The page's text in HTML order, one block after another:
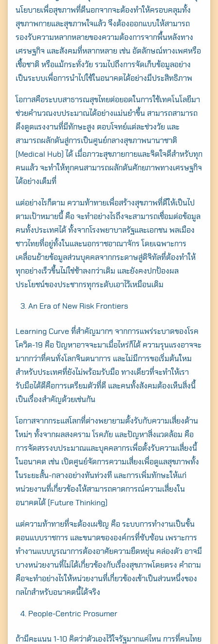
นโยบายเพื่อสุขภาพที่ดีนอกจากจะต้องทำให้ครอบคลุมทั้ง
สุขภาพกายและสุขภาพใจแล้ว จึงต้องออกแบบให้สามารถ
รองรับความหลากหลายของความต้องการจากพื้นหลังทาง
เศรษฐกิจ และสังคมที่หลากหลาย เช่น อัตลักษณ์ทางเพศหรือ
เชื้อชาติ หรือแม้กระทั่งวัย รวมไปถึงการจัดเก็บข้อมูลอย่าง
เป็นระบบเพื่อการนำไปใช้ในอนาคตได้อย่างมีประสิทธิภาพ
โอกาสคือระบบสาธารณสุขไทยต่อยอดในการใช้เทคโนโลยีมา
ช่วยคำนวณงบประมาณได้อย่างแม่นยำขึ้น สามารถสามารถ
ดึงดูดแรงงานที่มีทักษะสูง ตอบโจทย์แต่ละช่วงวัย และ
สามารถผลักดันสู่การเป็นศูนย์กลางสุขภาพนานาชาติ
(Medical Hub) ได้ เมื่อภาวะสุขภายกายและจิตใจดีสำหรับทุก
คนแล้ว จะทำให้ทุกคนสามารถผลักดันศักยภาพทางเศรษฐกิจ
ได้อย่างเต็มที่
แต่อย่างไรก็ตาม ความท้าทายเพื่อสร้างสุขภาพที่ดีให้เป็นไป
ตามเป้าหมายนี้ คือ จะทำอย่างไรถึงจะสามารถเชื่อมต่อข้อมูล
คนทั้งประเทศได้ ทั้งจากโรงพยาบาลรัฐและเอกชน พลเมือง
ชาวไทยที่อยู่ทั้งในและนอกราชอาณาจักร โดยเฉพาะการ
เคลื่อนย้ายข้อมูลส่วนบุคคลจากกระดาษสู่ดิจิทัลที่ต้องทำให้
ทุกอย่างเร็วขึ้นไม่ใช่ช้าลงกว่าเดิม และยังคงปกป้องผล
ประโยชน์ของประชากรทุกระดับเอาไว้เหมือนเดิม
An Era of New Risk Frontiers
Learning Curve ที่สำคัญมากๆ จากการแพร่ระบาดของโรค
โควิด-19 คือ ปัญหาอาจจะมาเมื่อไหร่ก็ได้ ความรุนแรงอาจจะ
มากกว่าที่คนทั่งโลกจินตนาการ และไม่มีการขอเริ่มต้นใหม
สำหรับประเทศที่ยังไม่พร้อมรับมือ ทางเดียวที่จะทำให้เรา
รับมือได้ดีคือการเตรียมตัวที่ดี และคนทั้งสังคมต้องเห็นสิ่งนี้
เป็นเรื่องสำคัญด้วยเช่นกัน
โอกาสจากกระแสโลกที่ต่างพยายามตั้งรับกับความเสี่ยงด้าน
ใหม่ๆ ทั้งจากผลสงคราม โรคภัย และปัญหาสิ่งแวดล้อม คือ
การจัดสรรงบประมาณและบุคคลากรเพื่อตั้งรับความเสี่ยงนี้
ในอนาคต เช่น เปิดศูนย์จัดการความเสี่ยงเพื่อดูแลสุขภาพทั้ง
ในระยะสั้น-กลางอย่างทันท่วงที และการเพิ่มทักษะให้แก่
หน่วยงานที่เกี่ยวข้องให้สามารถคาดการณ์ความเสี่ยงใน
อนาคตได้ (Future Thinking)
แต่ความท้าทายที่จะต้องเผชิญ คือ ระบบการทำงานเป็นขั้น
ตอนแบบราชการ และขนาดขององค์กรที่ซับซ้อน เพราะการ
ทำงานแบบบูรณาการต้องอาศัยความยืดหยุ่น คล่องตัว อาจมี
บางหน่วยงานที่ไม่ได้เกี่ยวข้องกับเรื่องสุขภาพโดยตรง คำถาม
คือจะทำอย่างไรให้หน่วยงานที่เกี่ยวข้องเข้าเป็นส่วนหนึ่งของ
กลไกสำหรับอนาคตนี้ได้จริง
People-Centric Prosumer
ถ้ามีคะแนน 1-10 คิดว่าตัวเองไว้ใจรัฐมากแค่ไหน การที่คนไทย